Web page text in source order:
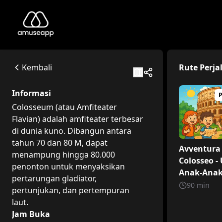
Colosseo
Colosseum (atau Amfiteater Flavian) adalah amfiteater
Available itineraries
Halo para penjelajah cilik! Mari kita mulai perjalanan kita
Kembali
Informasi
Colosseum (atau Amfiteater
Flavian) adalah amfiteater terbesar
di dunia kuno. Dibangun antara
tahun 70 dan 80 M, dapat
menampung hingga 80.000
penonton untuk menyaksikan
pertarungan gladiator,
pertunjukan, dan pertempuran
laut.
Jam Buka
Rute
Avventura
Colosseo
Anak-
90 min